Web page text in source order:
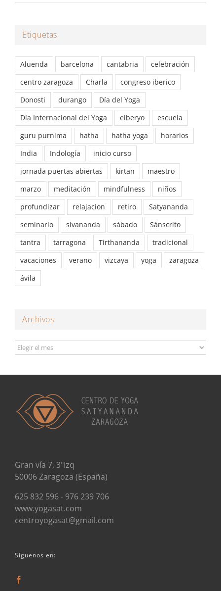
Etiquetas
Aluenda barcelona cantabria
celebración
centro zaragoza
Charla
congreso iberico
Donosti
durango
Día del Yoga
Día Internacional del Yoga
eiberyo
escuela
guru purnima
hatha hatha yoga
horarios
India
Indología
inicio curso
jornada puertas abiertas
kirtan
maestro
marzo
meditación mindfulness
niños
profundizar
relajacion retiro
Satyananda
seminario
sivananda sábado
Sánscrito
tantra
tarragona Tirthananda
tradicional
vacaciones
verano vizcaya yoga
zaragoza
ávila
Archivos
Archivos
Gran vía 7, 3ºIzq
50006 Zaragoza (España)
625 832 596 - 976 239 706
www.yogasat.com
centroyogasat@gmail.com
Síguenos en: